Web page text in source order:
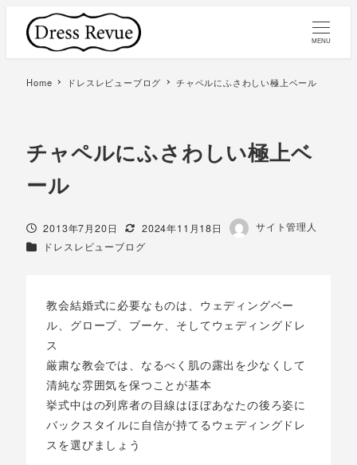
MENU
Home ドレスレビューブログ チャペルにふさわしい極上ベール
チャペルにふさわしい極上ベ
ール
投稿日
2013年7月20日 更新日
2024年11月18日
著
サイト管理人
カテゴリー
ドレスレビューブログ
教会結婚式に必要なものは、ウェディングベー
ル、グローブ、ブーケ、そしてウェディングドレ
ス
厳粛な教会では、なるべく肌の露出を少なくして
清純な雰囲気を保つことが基本
挙式中はの列席者の目線はほぼあなたの後ろ姿に
バックスタイルに自信が持てるウェディングドレ
スを選びましょう